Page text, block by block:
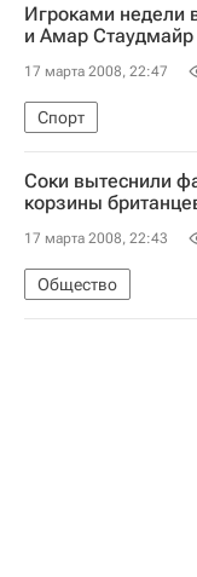
Игроками недели
и Амар Стаудмайр
17 марта 2008, 22:47
Спорт
Соки вытеснили
корзины
17 марта 2008, 22:43
Общество